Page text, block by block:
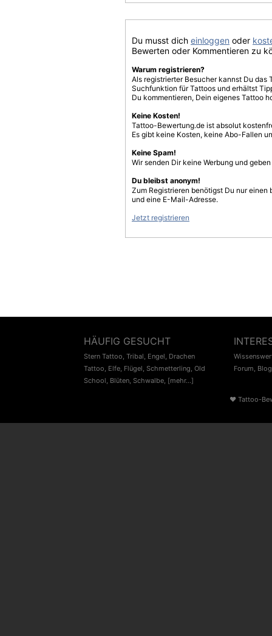
Du musst dich einloggen oder
Bewerten oder Kommentieren zu
Warum registrieren?
Als registrierter Besucher kannst Du
Suchfunktion für Tattoos und erhältst
Du kommentieren, Dein eigenes Tattoo
Keine Kosten!
Tattoo-Bewertung.de ist absolut
Es gibt keine Kosten, keine Abo-Fallen
Keine Spam!
Wir senden Dir keine Werbung und
Du bleibst anonym!
Zum Registrieren benötigst Du nur einen
und eine E-Mail-Adresse.
Jetzt registrieren
HÄUFIG GESUCHT
Stern Tattoo, Tribal, Engel, Drachen
Tattoo, Elfe, Flügel, Schmetterling, Old
School, Blüten, Schwalbe, [mehr...]
Forum, Blog
♥ Tattoo-